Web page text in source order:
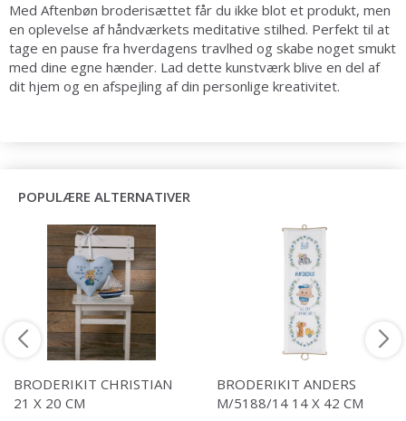
Med Aftenbøn broderisættet får du ikke blot et produkt, men
en oplevelse af håndværkets meditative stilhed. Perfekt til at
tage en pause fra hverdagens travlhed og skabe noget smukt
med dine egne hænder. Lad dette kunstværk blive en del af
dit hjem og en afspejling af din personlige kreativitet.
POPULÆRE ALTERNATIVER
BRODERIKIT CHRISTIAN
21 X 20 CM
BRODERIKIT ANDERS
M/5188/14 14 X 42 CM